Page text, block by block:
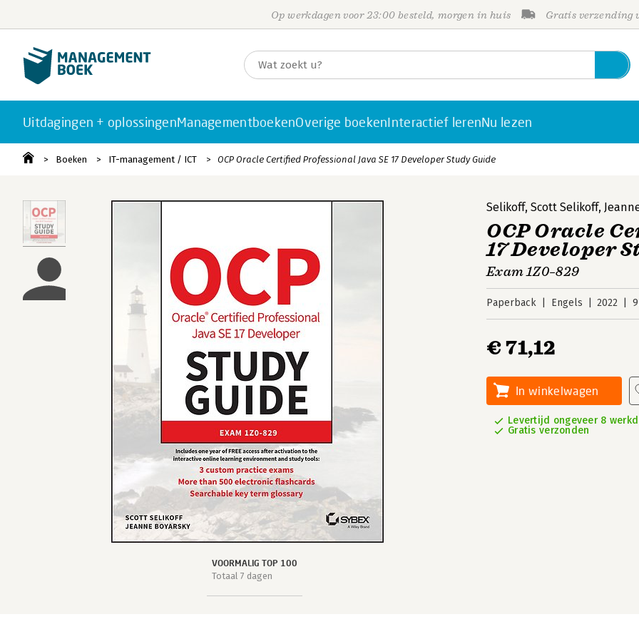
Op werkdagen voor 23:00 besteld, morgen in huis Gratis verzending
Uitdagingen + oplossingenManagementboekenOverige boekenInteractief lerenNu lezen
Boeken IT-management / ICT OCP Oracle Certified Professional Java SE 17 Developer Study Guide
VOORMALIG TOP 100
Totaal 7 dagen
Selikoff, Scott Selikoff,
OCP Oracle
17 Developer
Exam 1Z0–829
Paperback Engels 2022
€ 71,12
In winkelwagen
Levertijd ongeveer 8
Gratis verzonden